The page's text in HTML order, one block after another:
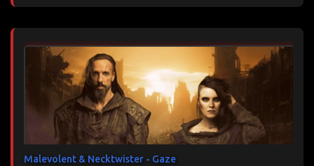
Malevolent & Necktwister - Gaze